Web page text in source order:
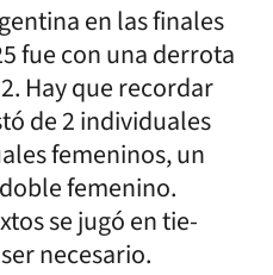
en las finales
fue con una derrota
Hay que recordar
de 2 individuales
femeninos, un
femenino.
se jugó en tie-
necesario.